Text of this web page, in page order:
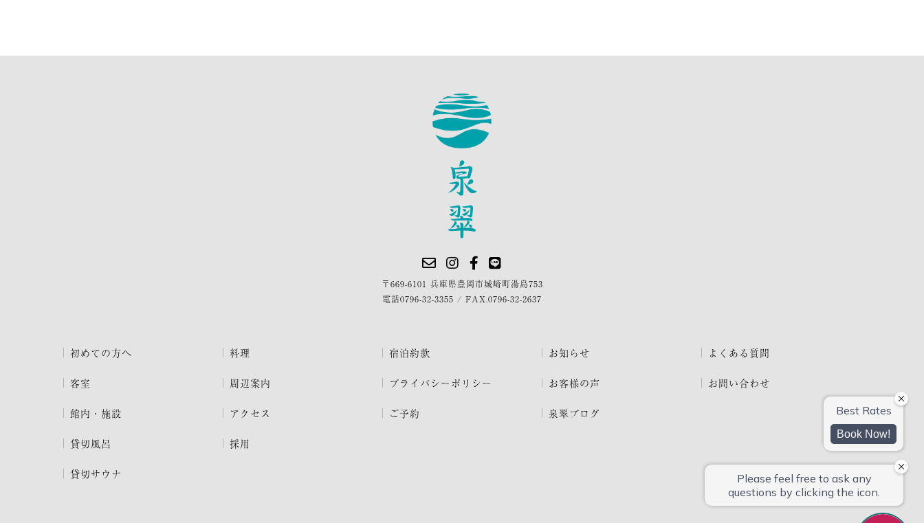
〒669-6101 兵庫県豊岡市城崎町湯島753
電話0796-32-3355 / FAX.0796-32-2637
初めての方へ
客室
館内・施設
貸切風呂
貸切サウナ
料理
周辺案内
アクセス
採用
宿泊約款
プライバシーポリシー
ご予約
お知らせ
お客様の声
泉翠ブログ
よくある質問
お問い合わせ